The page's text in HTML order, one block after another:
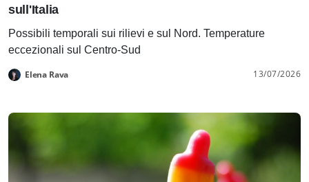
sull'Italia
Possibili temporali sui rilievi e sul Nord. Temperature
eccezionali sul Centro-Sud
Elena Rava 13/07/2026